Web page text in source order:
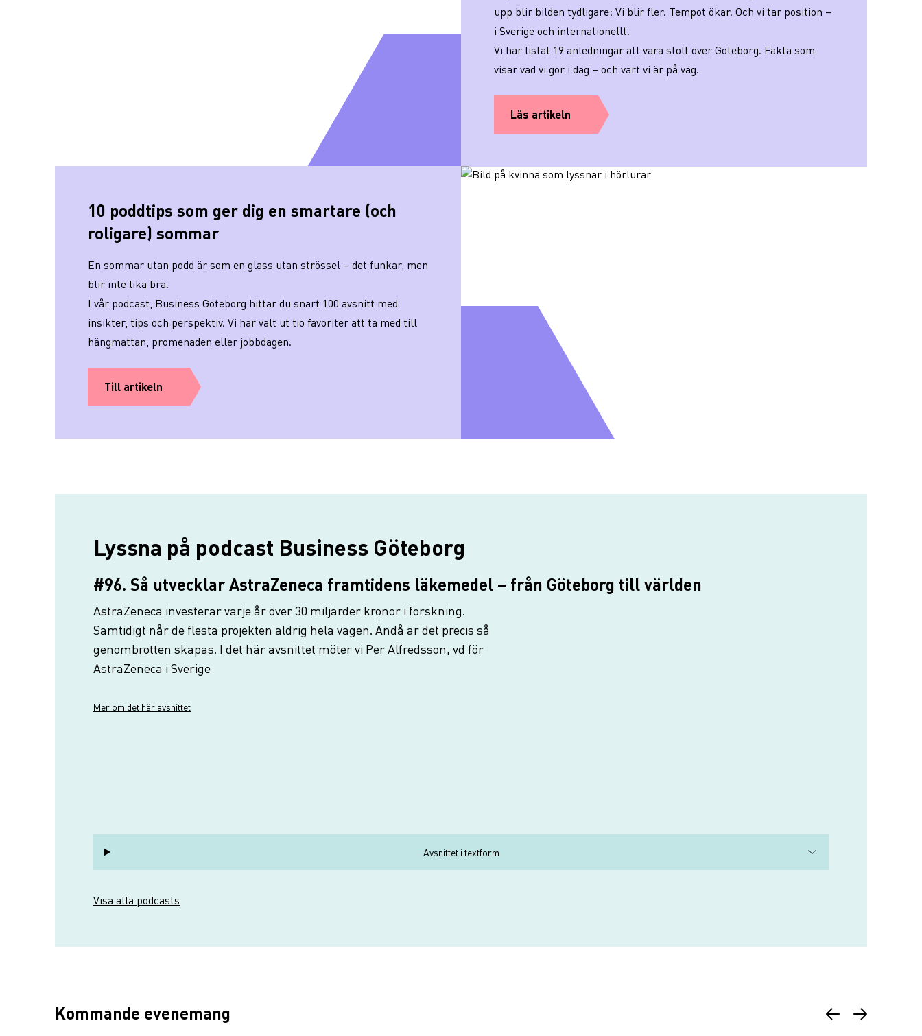
upp blir bilden tydligare: Vi blir fler. Tempot ökar. Och vi tar position –
i Sverige och internationellt.
Vi har listat 19 anledningar att vara stolt över Göteborg. Fakta som
visar vad vi gör i dag – och vart vi är på väg.
Läs artikeln
10 poddtips som ger dig en smartare (och
roligare) sommar
En sommar utan podd är som en glass utan strössel – det funkar, men
blir inte lika bra.
I vår podcast, Business Göteborg hittar du snart 100 avsnitt med
insikter, tips och perspektiv. Vi har valt ut tio favoriter att ta med till
hängmattan, promenaden eller jobbdagen.
Till artikeln
Lyssna på podcast Business Göteborg
#96. Så utvecklar AstraZeneca framtidens läkemedel – från Göteborg till världen
AstraZeneca investerar varje år över 30 miljarder kronor i forskning.
Samtidigt når de flesta projekten aldrig hela vägen. Ändå är det precis så
genombrotten skapas. I det här avsnittet möter vi Per Alfredsson, vd för
AstraZeneca i Sverige
Mer om det här avsnittet
Avsnittet i textform
Visa alla podcasts
Kommande evenemang